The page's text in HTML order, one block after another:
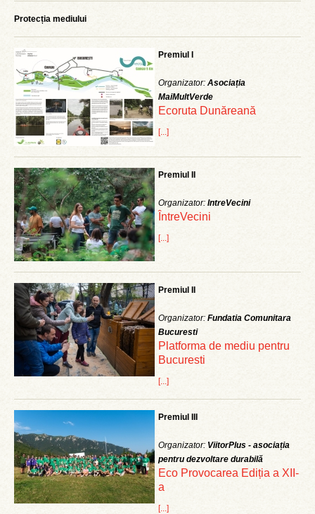
Protecția mediului
Premiul I
Organizator: Asociația
MaiMultVerde
Ecoruta Dunăreană
[...]
Premiul II
Organizator: IntreVecini
ÎntreVecini
[...]
Premiul II
Organizator: Fundatia Comunitara
Bucuresti
Platforma de mediu pentru
Bucuresti
[...]
Premiul III
Organizator: ViitorPlus - asociația
pentru dezvoltare durabilă
Eco Provocarea Ediția a XII-
a
[...]